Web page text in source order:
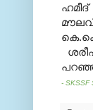
- SKSSF